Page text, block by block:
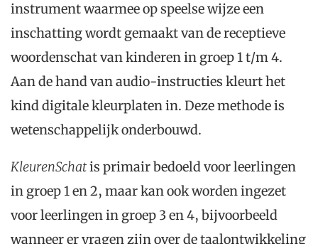
instrument waarmee op speelse wijze een
inschatting wordt gemaakt van de receptieve
woordenschat van kinderen in groep 1 t/m 4.
Aan de hand van audio-instructies kleurt het
kind digitale kleurplaten in. Deze methode is
wetenschappelijk onderbouwd.
KleurenSchatis primair bedoeld voor leerlingen
in groep 1 en 2, maar kan ook worden ingezet
voor leerlingen in groep 3 en 4, bijvoorbeeld
wanneer er vragen zijn over de taalontwikkeling